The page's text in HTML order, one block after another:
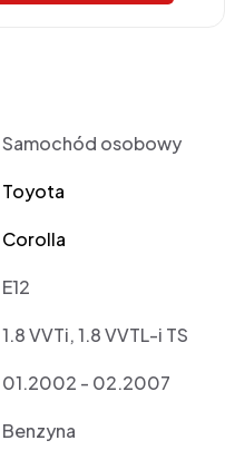
Samochód osobowy
Toyota
Corolla
E12
1.8 VVTi, 1.8 VVTL-i TS
01.2002 - 02.2007
Benzyna